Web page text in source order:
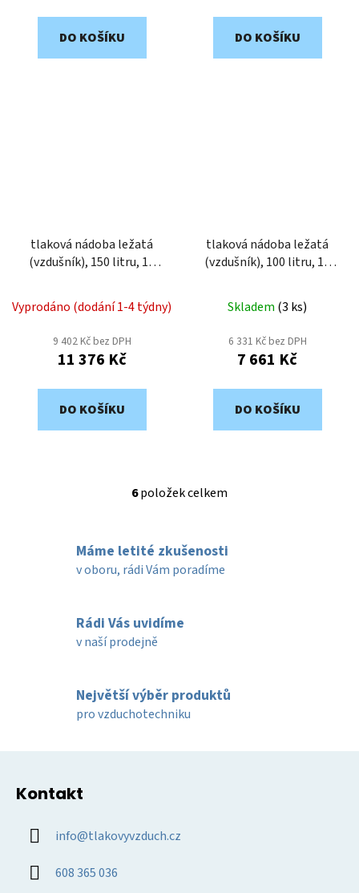
DO KOŠÍKU DO KOŠÍKU
tlaková nádoba ležatá
(vzdušník), 150 litru, 11
Vyprodáno (dodání 1-4 týdny)
9 402 Kč bez DPH
11 376 Kč
DO KOŠÍKU
tlaková nádoba ležatá
(vzdušník), 100 litru, 11
Skladem (3 ks)
6 331 Kč bez DPH
7 661 Kč
DO KOŠÍKU
O
á
d
í
k
y
6položek celkem
Máme letité zkušenosti
v oboru, rádi Vám poradíme
Rádi Vás uvidíme
v naší prodejně
Největší výběr produktů
pro vzduchotechniku
Kontakt
info@tlakovyvzduch.cz
608 365 036